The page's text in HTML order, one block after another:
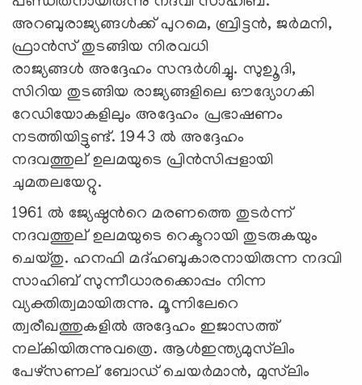
അറബുരാജ്യങ്ങള്‍ക്ക് പുറമെ, ബ്രിട്ടന്‍, ജര്‍മനി,
ഫ്രാന്‍സ് തുടങ്ങിയ നിരവധി
രാജ്യങ്ങള്‍ അദ്ദേഹം സന്ദര്‍ശിച്ചു. സുഉൂദി,
സിറിയ തുടങ്ങിയ രാജ്യങ്ങളിലെ ഔദ്യോഗകി
റേഡിയോകളിലും അദ്ദേഹം പ്രഭാഷണം
നടത്തിയിട്ടുണ്ട്. 1943 ല്‍ അദ്ദേഹം
നദവത്തുല് ‍ഉലമയുടെ പ്രിന്‍സിപ്പളായി
ചുമതലയേറ്റു.
1961 ല്‍ ജ്യേഷ്ഠന്‍റെ മരണത്തെ തുടര്‍ന്ന്
നദവത്തുല് ‍ഉലമയുടെ റെക്ടറായി തുടരുകയും
ചെയ്തു. ഹനഫി മദ്ഹബുകാരനായിരുന്ന നദവി
സാഹിബ് സുന്നീധാരക്കൊപ്പം നിന്ന
വ്യക്തിത്വമായിരുന്നു. മൂന്നിലേറെ
ത്വരീഖത്തുകളില്‍ അദ്ദേഹം ഇജാസത്ത്
നല്കിയിരുന്നുവത്രെ. ആള്‍ഇന്ത്യമുസ്‌ലിം
പേഴ്സണല് ‍ബോഡ് ചെയര്‍മാന്‍, മുസ്‌ലിം